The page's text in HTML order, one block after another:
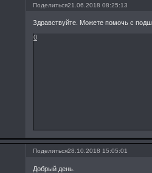
Поделиться21.06.2018 08:25:13
Здравствуйте. Можете помочь с
0
Поделиться28.10.2018 15:05:01
Добрый день.